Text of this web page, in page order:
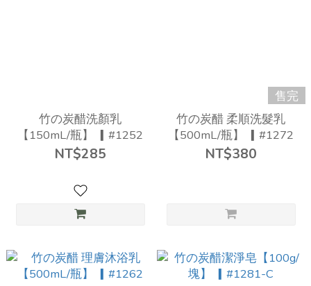
竹の炭醋洗顏乳
【150mL/瓶】 ▎#1252
NT$285
售完
竹の炭醋 柔順洗髮乳
【500mL/瓶】 ▎#1272
NT$380